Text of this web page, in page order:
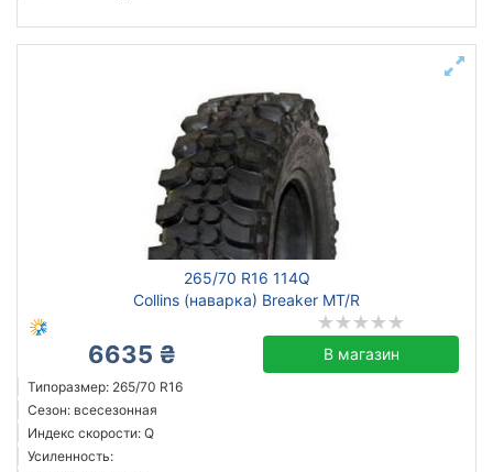
265/70 R16 114Q
Collins (наварка) Breaker MT/R
6635 ₴ В магазин
Типоразмер: 265/70 R16
Сезон: всесезонная
Индекс скорости: Q
Усиленность: